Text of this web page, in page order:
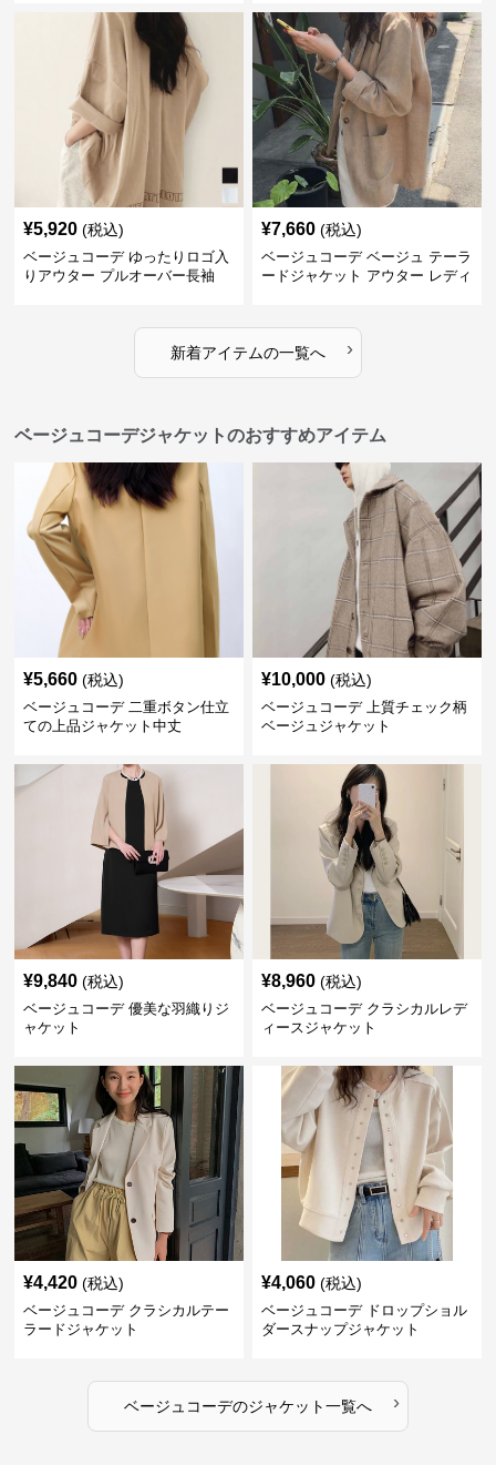
¥5,920 (税込)
ベージュコーデ ゆったりロゴ入
りアウター プルオーバー長袖
¥7,660 (税込)
ベージュコーデ ベージュ テーラ
ードジャケット アウター レディ
新着アイテムの一覧へ ›
ベージュコーデジャケットのおすすめアイテム
¥5,660 (税込)
ベージュコーデ 二重ボタン仕立
ての上品ジャケット中丈
¥10,000 (税込)
ベージュコーデ 上質チェック柄
ベージュジャケット
¥9,840 (税込)
ベージュコーデ 優美な羽織りジ
ャケット
¥8,960 (税込)
ベージュコーデ クラシカルレデ
ィースジャケット
¥4,420 (税込)
ベージュコーデ クラシカルテー
ラードジャケット
¥4,060 (税込)
ベージュコーデ ドロップショル
ダースナップジャケット
ベージュコーデのジャケット一覧へ ›